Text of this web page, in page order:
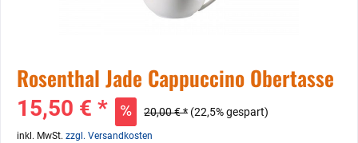
Rosenthal Jade Cappuccino Obertasse
15,50 € * 20,00 € * (22,5% gespart)
inkl. MwSt. zzgl. Versandkosten